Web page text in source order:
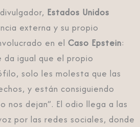
Estados Unidos
externa y su propio
en el Caso Epstein:
da igual que el propio
solo les molesta que las
y están consiguiendo
nos dejan”. El odio llega a las
por las redes sociales, donde